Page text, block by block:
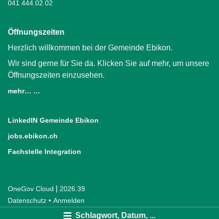
Schlagwort, Datum, ...
041 444 02 02
Öffnungszeiten
Herzlich willkommen bei der Gemeinde Ebikon.
Wir sind gerne für Sie da. Klicken Sie auf mehr, um unsere
Öffnungszeiten einzusehen.
mehr… …
LinkedIN Gemeinde Ebikon
jobs.ebikon.ch
Fachstelle Integration
OneGov Cloud (External Link)
2026.39
Datenschutz (External Link)
Anmelden